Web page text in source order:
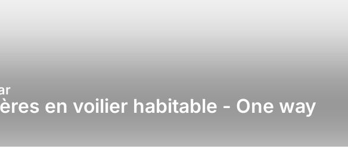
en voilier habitable - One way